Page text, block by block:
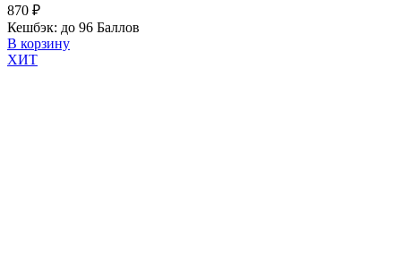
870 ₽
Кешбэк: до 96 Баллов
В корзину
ХИТ